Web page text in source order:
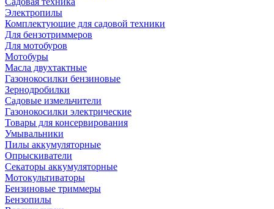
Электропилы
Комплектующие для садовой техники
Для бензотриммеров
Для мотобуров
Мотобуры
Масла двухтактные
Газонокосилки бензиновые
Зернодробилки
Садовые измельчители
Газонокосилки электрические
Товары для консервирования
Умывальники
Пилы аккумуляторные
Опрыскиватели
Секаторы аккумуляторные
Мотокультиваторы
Бензиновые триммеры
Бензопилы